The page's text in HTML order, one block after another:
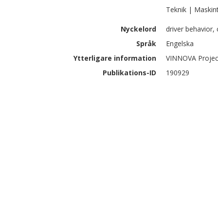
Teknik |
Nyckelord
driver behavior,
Språk
Engelska
Ytterligare information
VINNOVA
Publikations-ID
190929